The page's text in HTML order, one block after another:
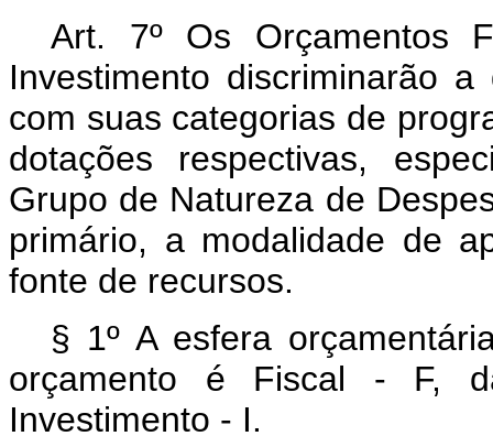
Art. 7º Os Orçamentos
Investimento discriminarão
com suas categorias de
dotações respectivas,
Grupo de Natureza de
primário, a modalidade de
fonte de recursos.
§ 1º A esfera
orçamento é Fiscal - F,
Investimento - I.